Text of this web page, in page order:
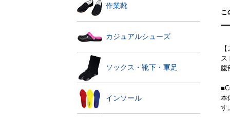
作業靴
カジュアルシューズ
ソックス・靴下・軍足
インソール
こ
ス
腹
本
す